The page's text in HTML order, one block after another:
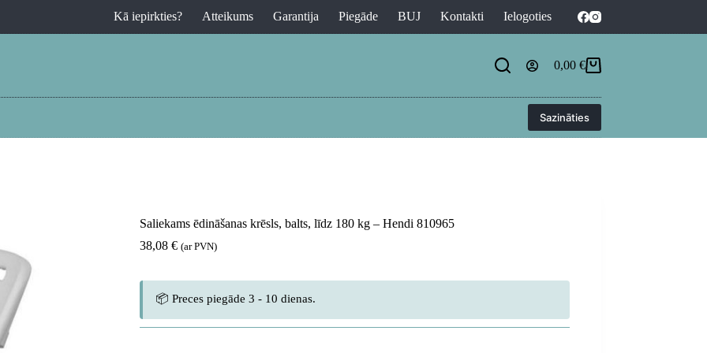
Kā iepirkties? Atteikums Garantija Piegāde BUJ Kontakti Ielogoties
Shopping
0,00 €
Sazināties
Saliekams ēdināšanas krēsls, balts, līdz 180 kg – Hendi 810965
38,08 € (ar PVN)
📦 Preces piegāde 3 - 10 dienas.